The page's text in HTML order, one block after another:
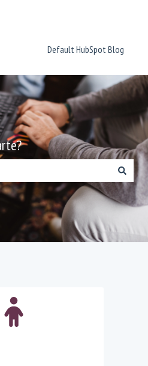
submenú de
Default HubSpot Blog
campo de búsqueda está vacío.